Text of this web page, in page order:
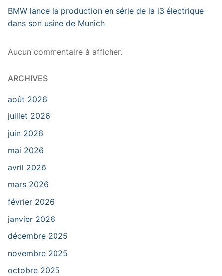
BMW lance la production en série de la i3 électrique
dans son usine de Munich
Aucun commentaire à afficher.
ARCHIVES
août 2026
juillet 2026
juin 2026
mai 2026
avril 2026
mars 2026
février 2026
janvier 2026
décembre 2025
novembre 2025
octobre 2025